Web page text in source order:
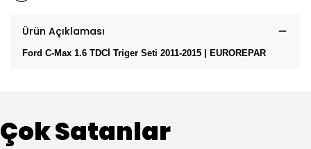
Ürün Açıklaması
Ford C-Max 1.6 TDCİ Triger Seti 2011-2015 | EUROREPAR
Çok Satanlar